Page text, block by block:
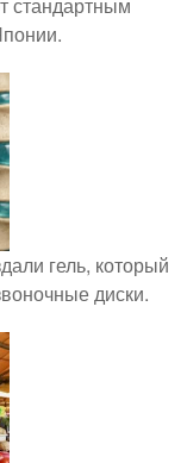
гель, который
диски.